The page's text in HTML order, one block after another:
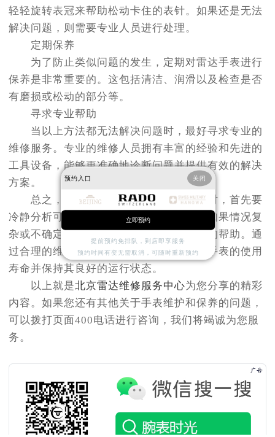
轻轻旋转表冠来帮助松动卡住的表针。如果还是无法
解决问题，则需要专业人员进行处理。
定期保养
为了防止类似问题的发生，定期对雷达手表进行
保养是非常重要的。这包括清洁、润滑以及检查是否
有磨损或松动的部分等。
寻求专业帮助
当以上方法都无法解决问题时，最好寻求专业的
维修服务。专业的维修人员拥有丰富的经验和先进的
工具设备，能够更准确地诊断问题并提供有效的解决
方案。
总之，在处理雷达手表针不走的问题时，首先要
冷静分析可能的原因，并采取相应措施。如果情况复
杂或不确定如何操作，则应寻求专业人士的帮助。通
过合理的维护和保养，可以有效延长雷达手表的使用
寿命并保持其良好的运行状态。
以上就是北京雷达维修服务中心为您分享的精彩
内容。如果您还有其他关于手表维护和保养的问题，
可以拨打页面400电话进行咨询，我们将竭诚为您服
务。
预约入口 关闭
立即预约
提前预约免排队，到店即享服务
预约时间有变无需取消，可随时重新预约